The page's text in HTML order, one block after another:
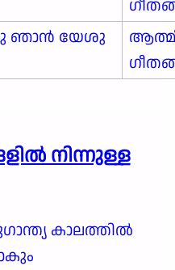
ഞാൻ യേശു
നിന്നുള്ള
കാലത്തിൽ